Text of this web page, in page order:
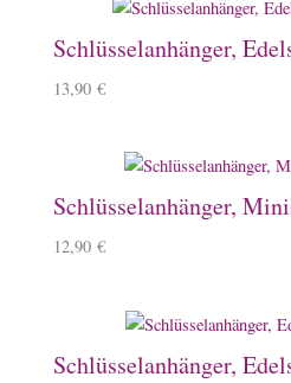
Schlüsselanhänger,
13,90 €
Schlüsselanhänger,
12,90 €
Schlüsselanhänger,